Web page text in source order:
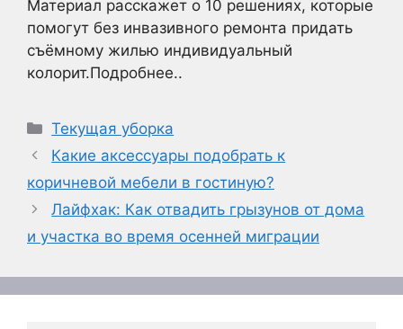
Материал расскажет о 10 решениях, которые
помогут без инвазивного ремонта придать
съёмному жилью индивидуальный
колорит.Подробнее..
Рубрики
Текущая уборка
Какие аксессуары подобрать к
коричневой мебели в гостиную?
Лайфхак: Как отвадить грызунов от дома
и участка во время осенней миграции